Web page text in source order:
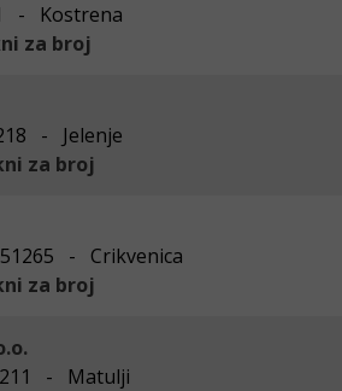
- Kostrena
za broj
- Jelenje
za broj
51265 - Crikvenica
za broj
- Matulji